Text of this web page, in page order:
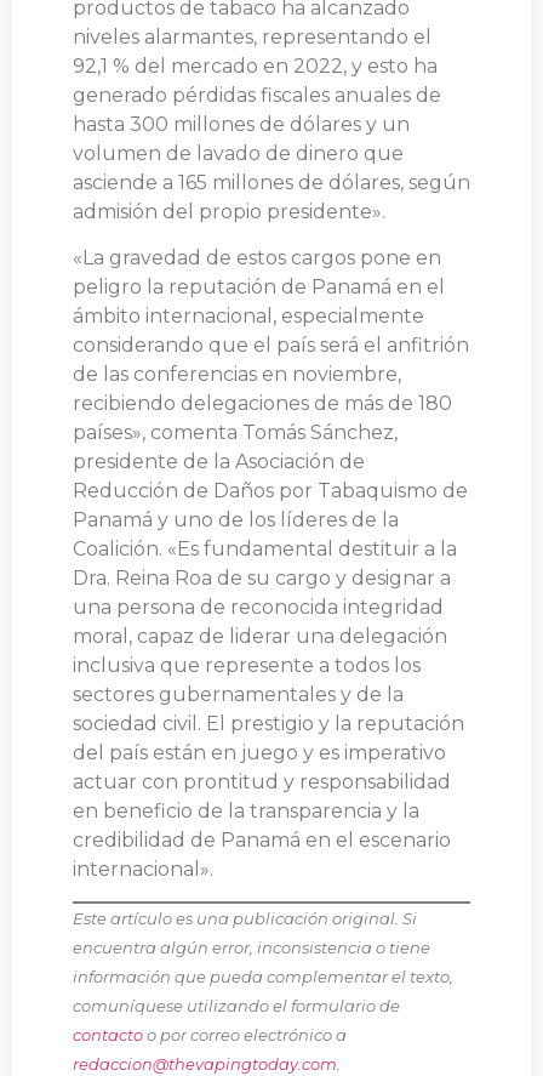
productos de tabaco ha alcanzado
niveles alarmantes, representando el
92,1 % del mercado en 2022, y esto ha
generado pérdidas fiscales anuales de
hasta 300 millones de dólares y un
volumen de lavado de dinero que
asciende a 165 millones de dólares, según
admisión del propio presidente».
«La gravedad de estos cargos pone en
peligro la reputación de Panamá en el
ámbito internacional, especialmente
considerando que el país será el anfitrión
de las conferencias en noviembre,
recibiendo delegaciones de más de 180
países», comenta Tomás Sánchez,
presidente de la Asociación de
Reducción de Daños por Tabaquismo de
Panamá y uno de los líderes de la
Coalición. «Es fundamental destituir a la
Dra. Reina Roa de su cargo y designar a
una persona de reconocida integridad
moral, capaz de liderar una delegación
inclusiva que represente a todos los
sectores gubernamentales y de la
sociedad civil. El prestigio y la reputación
del país están en juego y es imperativo
actuar con prontitud y responsabilidad
en beneficio de la transparencia y la
credibilidad de Panamá en el escenario
internacional».
Este artículo es una publicación original. Si
encuentra algún error, inconsistencia o tiene
información que pueda complementar el texto,
comuníquese utilizando el formulario de
contactoo por correo electrónico a
redaccion@thevapingtoday.com.